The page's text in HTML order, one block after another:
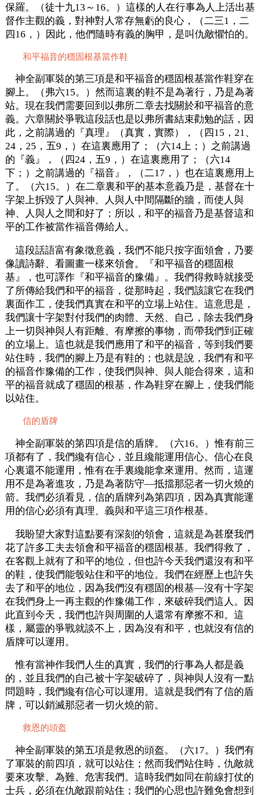
保羅。（徒十九13～16。）這樣的人在行事為人上活出基
督作主觀的義，對神對人常存無虧的良心，（二三1，二
四16，）因此，他們隨時有義的胸甲，是叫仇敵懼怕的。
和平福音的穩固根基當作鞋
神全副軍裝的第三項是和平福音的穩固根基當作鞋穿在
腳上。（弗六15。）然而這裏的鞋不是為著行，乃是為著
站。現在我們需要回到以弗所二章去找關於和平福音的意
義。六章關於爭戰這段話也是以弗所書結束勸勉的話，因
此，之前講過的『真理』（真實，實際），（四15，21、
24，25，五9，）在這裏應用了；（六14上；）之前講過
的『義』，（四24，五9，）在這裏應用了；（六14
下；）之前講過的『福音』，（二17，）也在這裏應用上
了。（六15。）在二章裏和平的基本意義乃是，基督在十
字架上拆毀了人與神、人與人中間隔斷的牆，而使人與
神、人與人之間和好了；所以，和平的福音乃是基督這和
平的工作被當作福音傳給人。
這段話語富有象徵意義，我們不能只按字面領會，乃要
像讀詩辭、看圖畫一樣來領會。『和平福音的穩固根
基』，也可譯作『和平福音的豫備』。我們得救時就接受
了所傳給我們和平的福音，從那時起，我們該讓它在我們
裏面作工，使我們真實在和平的立場上站住。這意思是，
我們讓十字架對付我們的肉體、天然、自己，除去我們身
上一切與神與人有距離、有摩擦的事物，而帶我們到正確
的立場上。這也就是我們應用了和平的福音，等到我們要
站住時，我們的腳上乃是有鞋的；也就是說，我們有和平
的福音作豫備的工作，使我們與神、與人能合得來，這和
平的福音就成了穩固的根基，作為鞋穿在腳上，使我們能
以站住。
信的盾牌
神全副軍裝的第四項是信的盾牌。（六16。）惟有前三
項都有了，我們纔有信心，並且纔能運用信心。信心在良
心裏還不能運用，惟有在手裏纔能拿來運用。然而，這運
用不是為著進攻，乃是為著防守—抵擋那惡者一切火燒的
箭。我們必須看見，信的盾牌列為第四項，因為真實能運
用的信心必須有真理、義與和平這三項作根基。
我盼望大家對這點要有深刻的領會，這就是為甚麼我們
花了許多工夫去領會和平福音的穩固根基。我們得救了，
在客觀上就有了和平的地位，但也許今天我們還沒有和平
的鞋，使我們能彀站住和平的地位。我們在經歷上也許失
去了和平的地位，因為我們沒有穩固的根基—沒有十字架
在我們身上一再主觀的作豫備工作，來破碎我們這人。因
此直到今天，我們也許與周圍的人還常有摩擦不和。這
樣，屬靈的爭戰就談不上，因為沒有和平，也就沒有信的
盾牌可以運用。
惟有當神作我們人生的真實，我們的行事為人都是義
的，並且我們的自己被十字架破碎了，與神與人沒有一點
問題時，我們纔有信心可以運用。這就是我們有了信的盾
牌，可以銷滅那惡者一切火燒的箭。
救恩的頭盔
神全副軍裝的第五項是救恩的頭盔。（六17。）我們有
了軍裝的前四項，就可以站住；然而我們站住時，仇敵就
要來攻擊、為難、危害我們。這時我們如同在前線打仗的
士兵，必須在仇敵跟前站住；我們的心思也許難免會想到